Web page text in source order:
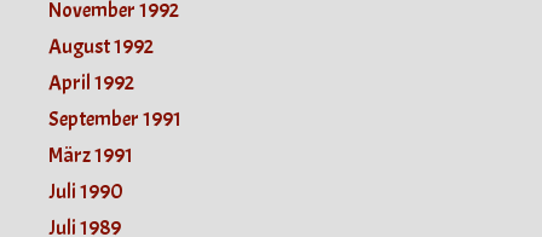
November 1992
August 1992
April 1992
September 1991
März 1991
Juli 1990
Juli 1989